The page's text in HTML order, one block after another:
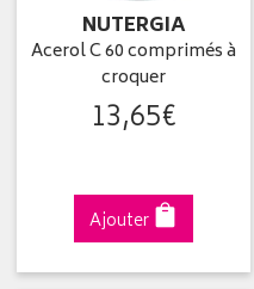
NUTERGIA
Acerol C 60 comprimés à
croquer
13,65€
Ajouter